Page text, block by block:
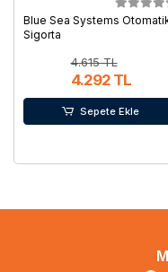
Blue Sea Systems
Sigorta
4.615 TL
4.292 TL
Sepete Ekle